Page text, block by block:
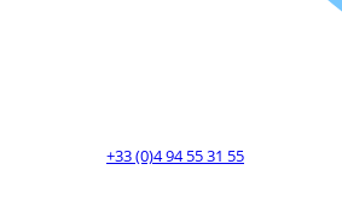
+33 (0)4 94 55 31 55